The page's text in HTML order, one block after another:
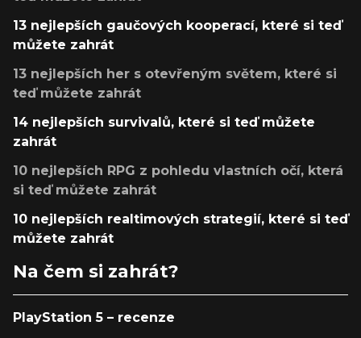
13 nejlepších gaučových kooperací, které si teď
můžete zahrát
13 nejlepších her s otevřeným světem, které si
teď můžete zahrát
14 nejlepších survivalů, které si teď můžete
zahrát
10 nejlepších RPG z pohledu vlastních očí, která
si teď můžete zahrát
10 nejlepších realtimových strategií, které si teď
můžete zahrát
Na čem si zahrát?
PlayStation 5 – recenze